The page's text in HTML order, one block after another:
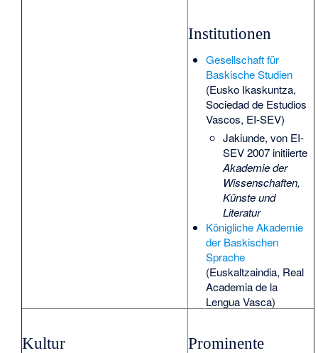
Institutionen
Gesellschaft für
Baskische Studien
(Eusko Ikaskuntza,
Sociedad de Estudios
Vascos, EI-SEV)
Jakiunde, von EI-
SEV 2007 initiierte
Akademie der
Wissenschaften,
Künste und
Literatur
Königliche Akademie
der Baskischen
Sprache‎
(Euskaltzaindia, Real
Academia de la
Lengua Vasca)
Kultur
Prominente